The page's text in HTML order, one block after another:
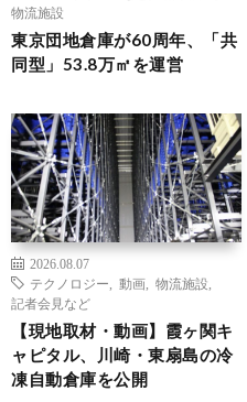
物流施設
東京団地倉庫が60周年、「共
同型」53.8万㎡を運営
2026.08.07
テクノロジー
動画 物流施設
記者会見など
【現地取材・動画】霞ヶ関キ
ャピタル、川崎・東扇島の冷
凍自動倉庫を公開